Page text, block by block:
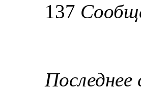
137
Последнее